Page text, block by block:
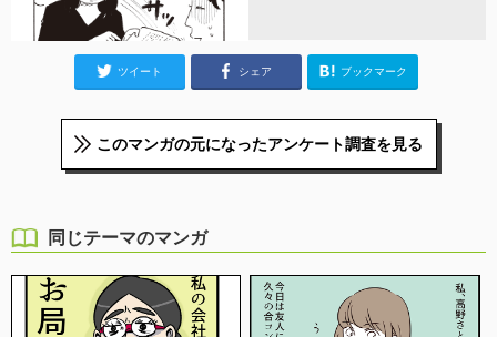
ツイート シェア ブックマーク
このマンガの元になったアンケート調査を見る
同じテーマのマンガ